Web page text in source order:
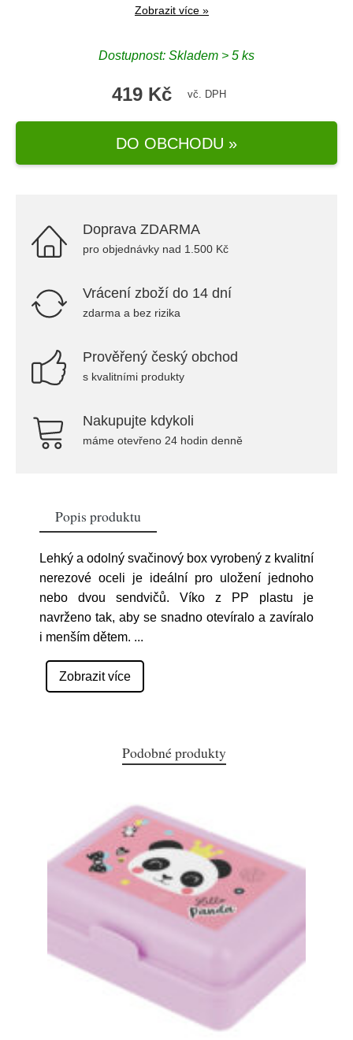
Zobrazit více »
Dostupnost: Skladem > 5 ks
419 Kč vč. DPH
DO OBCHODU »
Doprava ZDARMA
pro objednávky nad 1.500 Kč
Vrácení zboží do 14 dní
zdarma a bez rizika
Prověřený český obchod
s kvalitními produkty
Nakupujte kdykoli
máme otevřeno 24 hodin denně
Popis produktu
Lehký a odolný svačinový box vyrobený z kvalitní
nerezové oceli je ideální pro uložení jednoho
nebo dvou sendvičů. Víko z PP plastu je
navrženo tak, aby se snadno otevíralo a zavíralo
i menším dětem. ...
Zobrazit více
Podobné produkty